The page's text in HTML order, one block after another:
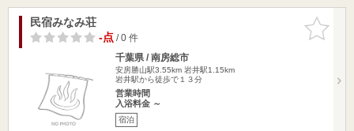
お気に入
りに追加
民宿みなみ荘
-点/ 0 件
千葉県 / 南房総市
安房勝山駅3.55km 岩井駅1.15km
岩井駅から徒歩で１３分
営業時間
入浴料金 ～
宿泊